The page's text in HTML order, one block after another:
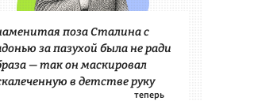
поза Сталина с
за пазухой была не ради
— так он маскировал
в детстве руку